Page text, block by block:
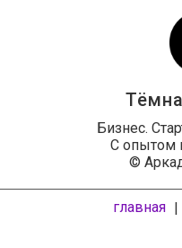
Бизнес.
С опытом
©
главная |